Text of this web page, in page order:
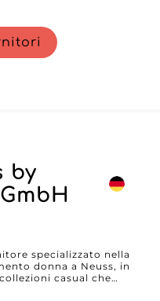
by
specializzato nella
donna a Neuss, in
casual che